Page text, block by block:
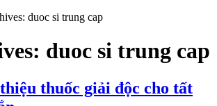
duoc si trung cap
duoc si trung cap
thuốc giải độc cho tất